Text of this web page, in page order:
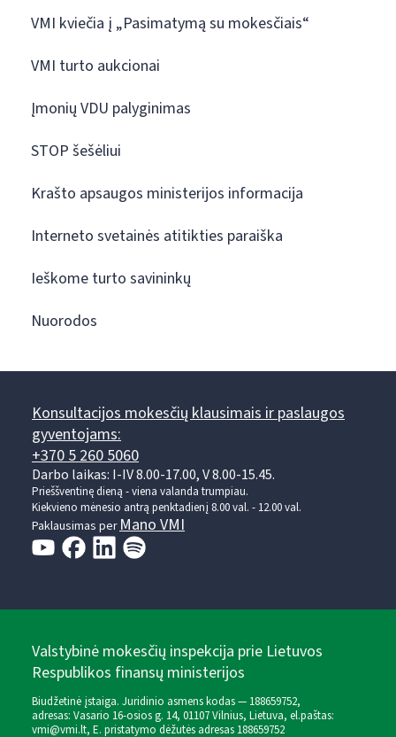
VMI kviečia į „Pasimatymą su mokesčiais“
VMI turto aukcionai
Įmonių VDU palyginimas
STOP šešėliui
Krašto apsaugos ministerijos informacija
Interneto svetainės atitikties paraiška
Ieškome turto savininkų
Nuorodos
Konsultacijos mokesčių klausimais ir paslaugos
gyventojams:
+370 5 260 5060
Darbo laikas: I-IV 8.00-17.00, V 8.00-15.45.
Prieššventinę dieną - viena valanda trumpiau.
Kiekvieno mėnesio antrą penktadienį 8.00 val. - 12.00 val.
Paklausimas per Mano VMI
Valstybinė mokesčių inspekcija prie Lietuvos
Respublikos finansų ministerijos
Biudžetinė įstaiga. Juridinio asmens kodas — 188659752,
adresas: Vasario 16-osios g. 14, 01107 Vilnius, Lietuva, el.paštas:
vmi@vmi.lt, E. pristatymo dėžutės adresas 188659752